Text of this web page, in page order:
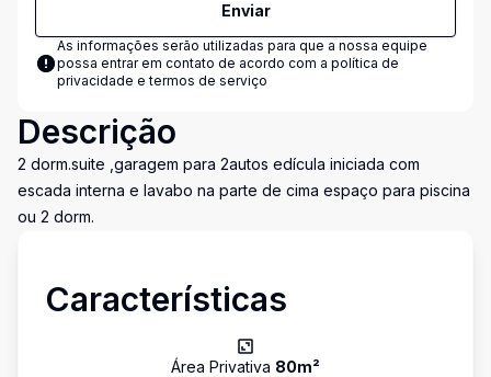
Enviar
As informações serão utilizadas para que a nossa equipe
possa entrar em contato de acordo com a política de
privacidade e termos de serviço
Descrição
2 dorm.suite ,garagem para 2autos edícula iniciada com
escada interna e lavabo na parte de cima espaço para piscina
ou 2 dorm.
Características
Área Privativa 80m²